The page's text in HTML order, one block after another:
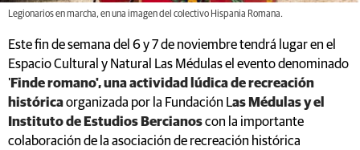
Legionarios en marcha, en una imagen del colectivo Hispania Romana.
Este fin de semana del 6 y 7 de noviembre tendrá lugar en el
Espacio Cultural y Natural Las Médulas el evento denominado
' Finde romano', una actividad lúdica de recreación
históricaorganizada por la Fundación Las Médulas y el
Instituto de Estudios Bercianoscon la importante
colaboración de la asociación de recreación histórica